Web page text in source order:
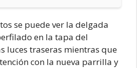
se puede ver la delgada
en la tapa del
luces traseras mientras que
con la nueva parrilla y